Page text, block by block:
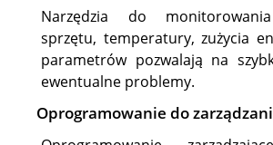
Narzędzia do
sprzętu, temperatury, zużycia
parametrów pozwalają na
ewentualne problemy.
Oprogramowanie do